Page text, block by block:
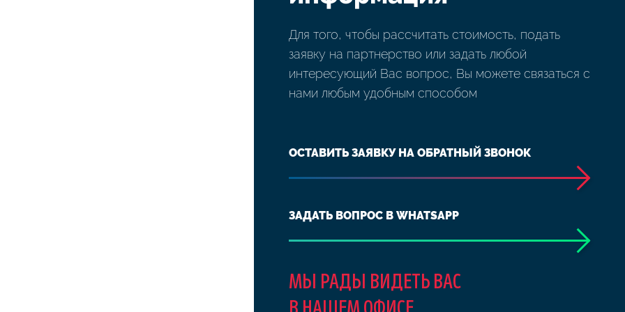
Для того, чтобы рассчитать стоимость, подать
заявку на партнерство или задать любой
интересующий Вас вопрос, Вы можете связаться с
нами любым удобным способом
ОСТАВИТЬ ЗАЯВКУ НА ОБРАТНЫЙ ЗВОНОК
ЗАДАТЬ ВОПРОС В WHATSAPP
МЫ РАДЫ ВИДЕТЬ ВАС